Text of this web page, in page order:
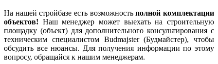
На нашей стройбазе есть возможностьполной комплектации
объектов! Наш менеджер может выехать на строительную
площадку (объект) для дополнительного консультирования с
техническим специалистом Budmajster (Будмайстер), чтобы
обсудить все нюансы. Для получения информации по этому
вопросу, обращайся к нашим менеджерам.